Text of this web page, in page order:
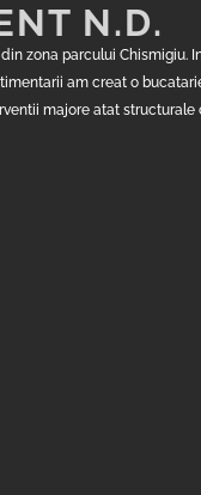
N.D.
zona parcului Chismigiu.
am creat o
majore atat